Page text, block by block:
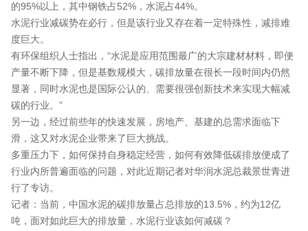
的95%以上，其中钢铁占52%，水泥占44%。
水泥行业减碳势在必行，但是该行业又存在着一定特殊性，减排难
度巨大。
有环保组织人士指出，“水泥是应用范围最广的大宗建材材料，即便
产量不断下降，但是基数规模大，碳排放量在很长一段时间内仍然
显著，同时水泥也是国际公认的、需要很强创新技术来实现大幅减
碳的行业。”
另一边，经过前些年的快速发展，房地产、基建的总需求面临下
滑，这又对水泥企业带来了巨大挑战。
多重压力下，如何保持自身稳定经营，如何有效降低碳排放便成了
行业内所普遍面临的问题，对此近期记者对华润水泥总裁景世青进
行了专访。
记者：当前，中国水泥的碳排放量占总排放的13.5%，约为12亿
吨，面对如此巨大的排放量，水泥行业该如何减碳？